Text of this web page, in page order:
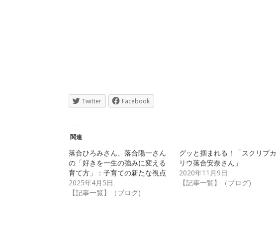
Twitter Facebook
関連
落合ひろみさん、落合陽一さん
の「好きを一生の強みに変える
育て方」：子育ての新たな視点
2025年4月5日
【記事一覧】（ブログ)
グッと掴まれる！「スクリプカ
リウ落合安奈さん」
2020年11月9日
【記事一覧】（ブログ)